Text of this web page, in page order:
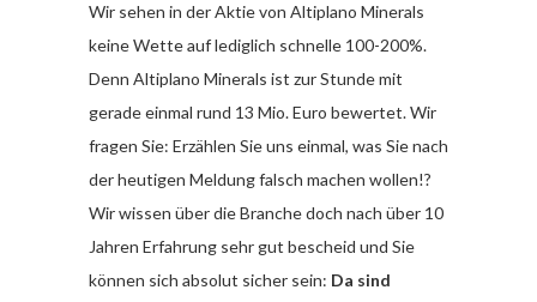
Wir sehen in der Aktie von Altiplano Minerals
keine Wette auf lediglich schnelle 100-200%.
Denn Altiplano Minerals ist zur Stunde mit
gerade einmal rund 13 Mio. Euro bewertet. Wir
fragen Sie: Erzählen Sie uns einmal, was Sie nach
der heutigen Meldung falsch machen wollen!?
Wir wissen über die Branche doch nach über 10
Jahren Erfahrung sehr gut bescheid und Sie
können sich absolut sicher sein: Da sind